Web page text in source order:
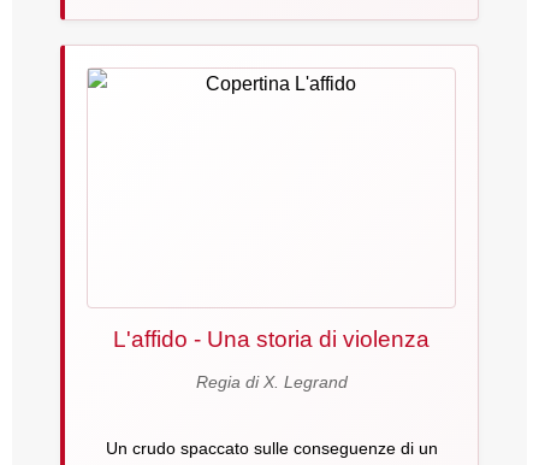
L'affido - Una storia di violenza
Regia di X. Legrand
Un crudo spaccato sulle conseguenze di un